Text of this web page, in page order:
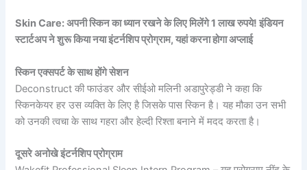
Skin Care: अपनी स्किन का ध्यान रखने के लिए मिलेंगे 1 लाख रुपये! इंडियन
स्टार्टअप ने शुरू किया नया इंटर्नशिप प्रोग्राम, यहां करना होगा अप्लाई
स्किन एक्सपर्ट के साथ होंगे सेशन
Deconstruct की फाउंडर और सीईओ मलिनी अडापुरेड्डी ने कहा कि
स्किनकेयर हर उस व्यक्ति के लिए है जिसके पास स्किन है। यह मौका उन सभी
को उनकी त्वचा के साथ गहरा और हेल्दी रिश्ता बनाने में मदद करता है।
दूसरे अनोखे इंटर्नशिप प्रोग्राम